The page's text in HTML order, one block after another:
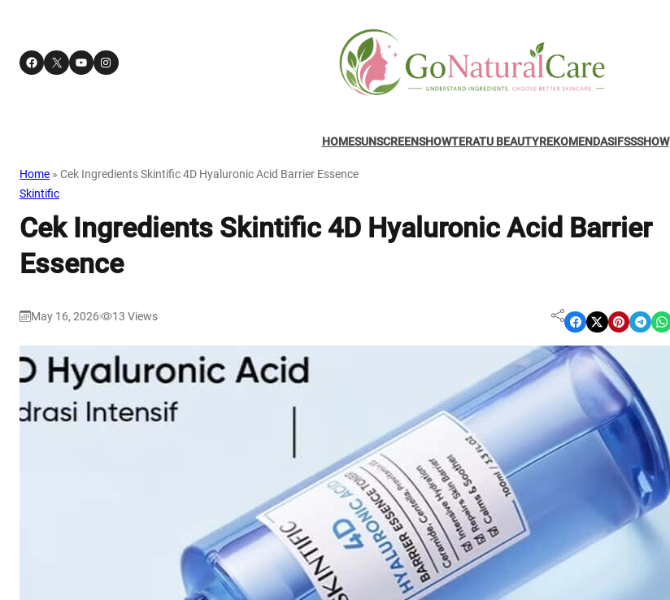
Facebook X YouTube Instagram
HOMESUNSCREENSHOWTERATU BEAUTYREKOMENDASIFSSSHOW
Home » Cek Ingredients Skintific 4D Hyaluronic Acid Barrier Essence
Skintific
Cek Ingredients Skintific 4D Hyaluronic Acid Barrier
Essence
May 16, 2026 13 Views Share on Facebook Share on X Share on Pinterest Share on Telegram Share on WhatsApp